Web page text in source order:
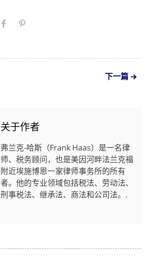
下一篇
关于作者
弗兰克-哈斯（Frank Haas）是一名律
师、税务顾问，也是美因河畔法兰克福
附近埃施博恩一家律师事务所的所有
者。他的专业领域包括税法、劳动法、
刑事税法、继承法、商法和公司法。.